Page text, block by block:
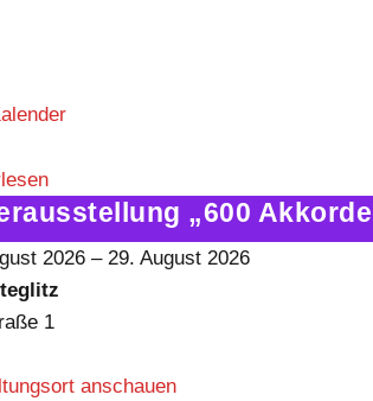
„600
2026 – 29. August 2026
1
anschauen